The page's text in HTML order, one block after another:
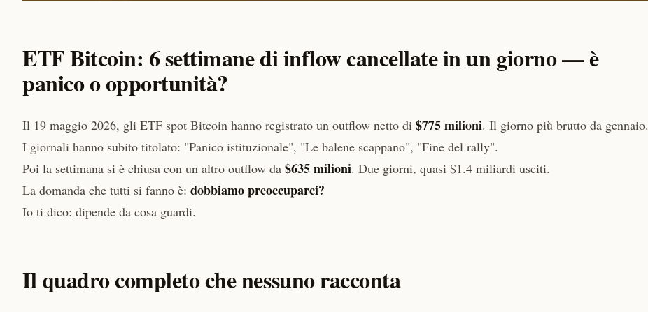
ETF Bitcoin: 6 settimane di inflow cancellate in un giorno — è
panico o opportunità?
Il 19 maggio 2026, gli ETF spot Bitcoin hanno registrato un outflow netto di $775 milioni. Il giorno più brutto da gennaio.
I giornali hanno subito titolato: "Panico istituzionale", "Le balene scappano", "Fine del rally".
Poi la settimana si è chiusa con un altro outflow da $635 milioni. Due giorni, quasi $1.4 miliardi usciti.
La domanda che tutti si fanno è: dobbiamo preoccuparci?
Io ti dico: dipende da cosa guardi.
Il quadro completo che nessuno racconta